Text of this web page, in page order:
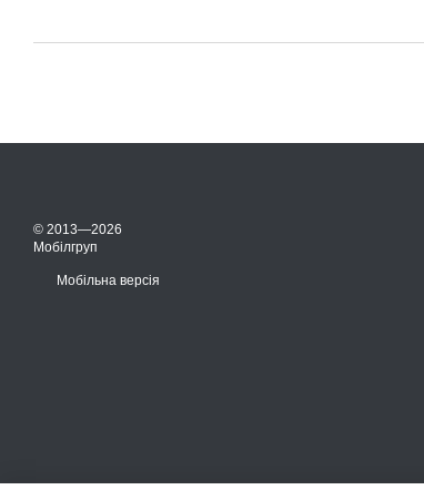
© 2013—2026
Мобілгруп
Мобільна версія